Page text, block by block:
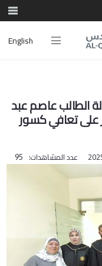
English
الطالب عاصم عبد
على تعافي كسور
عدد المشاهدات: 95